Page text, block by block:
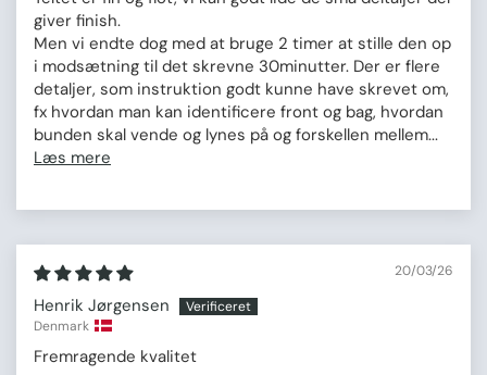
giver finish.
Men vi endte dog med at bruge 2 timer at stille den op
i modsætning til det skrevne 30minutter. Der er flere
detaljer, som instruktion godt kunne have skrevet om,
fx hvordan man kan identificere front og bag, hvordan
bunden skal vende og lynes på og forskellen mellem...
Læs mere
20/03/26
Henrik Jørgensen
Denmark
Fremragende kvalitet